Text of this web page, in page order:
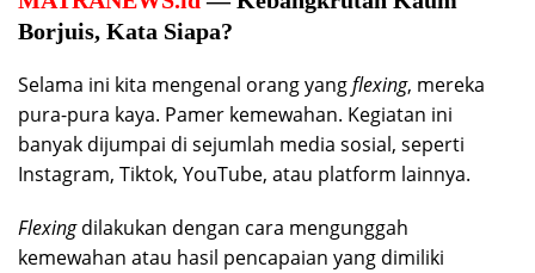
Borjuis, Kata Siapa?
Selama ini kita mengenal orang yangflexing, mereka
pura-pura kaya. Pamer kemewahan. Kegiatan ini
banyak dijumpai di sejumlah media sosial, seperti
Instagram, Tiktok, YouTube, atau platform lainnya.
Flexingdilakukan dengan cara mengunggah
kemewahan atau hasil pencapaian yang dimiliki